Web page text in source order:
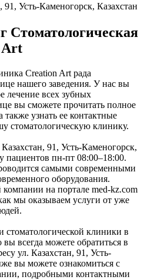
91, Усть-Каменогорск, Казахстан
Стоматологическая
Art
Creation Art рада
нашего заведения. У нас вы
лечение всех зубных
вы сможете прочитать полное
узнать ее контактные
стоматологическую клинику.
91, Усть-Каменогорск,
пациентов пн-пт 08:00–18:00.
самыми современными
оборудования.
на портале med-kz.com
мы оказываем услуги от уже
клиники в
всегда можете обратиться в
ул. Казахстан, 91, Усть-
вы можете ознакомиться с
подробными контактными